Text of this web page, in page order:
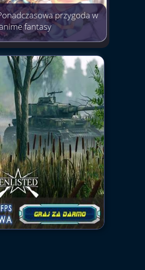
przygoda w
fantasy